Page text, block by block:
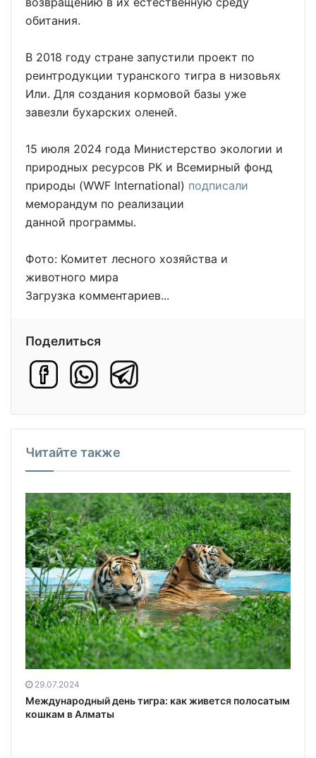
обитания.
В 2018 году стране запустили проект по
реинтродукции туранского тигра в низовьях
Или. Для создания кормовой базы уже
завезли бухарских оленей.
15 июля 2024 года Министерство экологии и
природных ресурсов РК и Всемирный фонд
природы (WWF International) подписали
меморандум по реализации
данной программы.
Фото: Комитет лесного хозяйства и
животного мира
Загрузка комментариев...
Поделиться
Читайте также
29.07.2024
Международный день тигра: как живется полосатым
кошкам в Алматы